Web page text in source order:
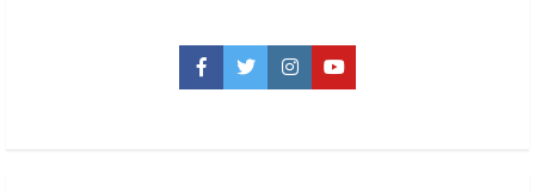
Facebook
TwitterInstagramYouTube